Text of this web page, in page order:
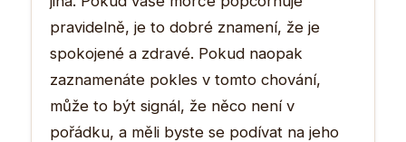
pravidelně, je to dobré znamení, že je
spokojené a zdravé. Pokud naopak
zaznamenáte pokles v tomto chování,
může to být signál, že něco není v
pořádku, a měli byste se podívat na jeho